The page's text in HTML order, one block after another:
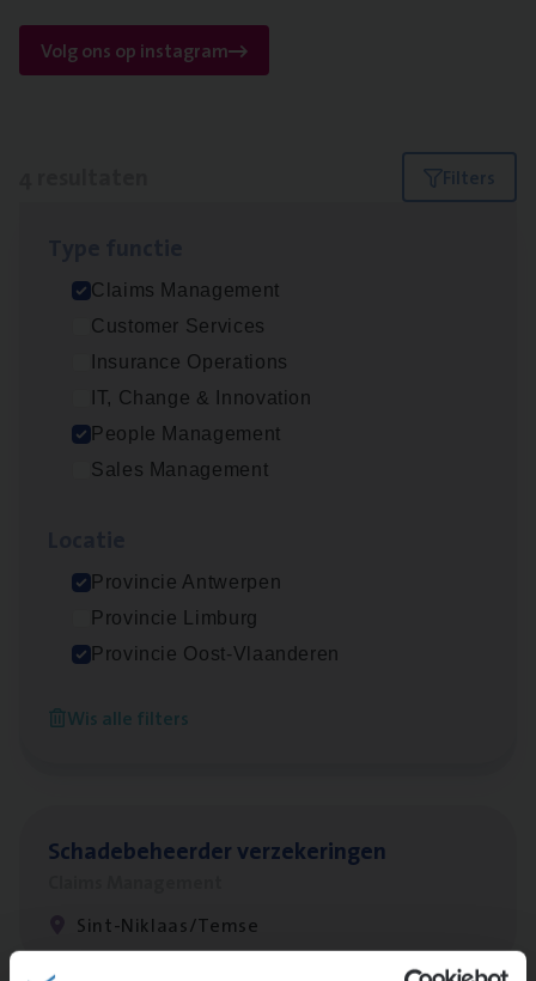
Volg ons op instagram
Filters
Claims Management
Customer Services
Insurance Operations
IT, Change & Innovation
People Management
Sales Management
Provincie Antwerpen
Provincie Limburg
Provincie Oost-Vlaanderen
Wis alle filters
Busi­ness Mana­ger Mari­ne Cargo
People Management, Sales Management
Antwerpen
Claims­hand­ler Fleet&
Scha­de Expert Fleet
Antwerpen
Scha­de­be­heer­der verzekeringen
Sint-Niklaas/Temse